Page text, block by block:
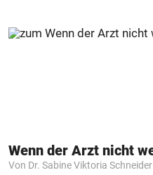
Von Dr. Sabine Viktoria Schneider